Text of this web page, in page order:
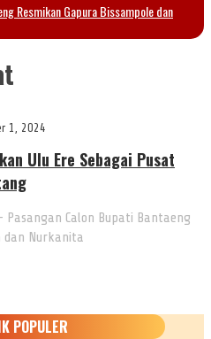
Resmikan Gapura Bissampole dan
1, 2024
Ulu Ere Sebagai Pusat
– Pasangan Calon Bupati Bantaeng
dan Nurkanita
POPULER